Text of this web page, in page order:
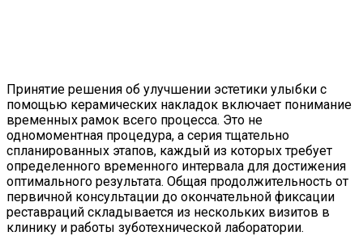
Принятие решения об улучшении эстетики улыбки с
помощью керамических накладок включает понимание
временных рамок всего процесса. Это не
одномоментная процедура, а серия тщательно
спланированных этапов, каждый из которых требует
определенного временного интервала для достижения
оптимального результата. Общая продолжительность от
первичной консультации до окончательной фиксации
реставраций складывается из нескольких визитов в
клинику и работы зуботехнической лаборатории.